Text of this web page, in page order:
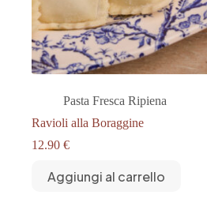
Pasta Fresca Ripiena
Ravioli alla Boraggine
12.90 €
Aggiungi al carrello